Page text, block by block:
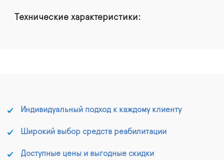
Технические характеристики:
Индивидуальный подход к каждому клиенту
Широкий выбор средств реабилитации
Доступные цены и выгодные скидки